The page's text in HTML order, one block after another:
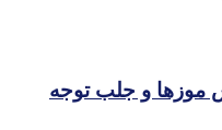
موزها و جلب توجه